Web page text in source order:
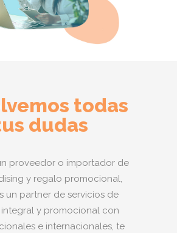
todas
dudas
proveedor o importador de
y regalo promocional,
un partner de servicios de
y promocional con
e internacionales, te